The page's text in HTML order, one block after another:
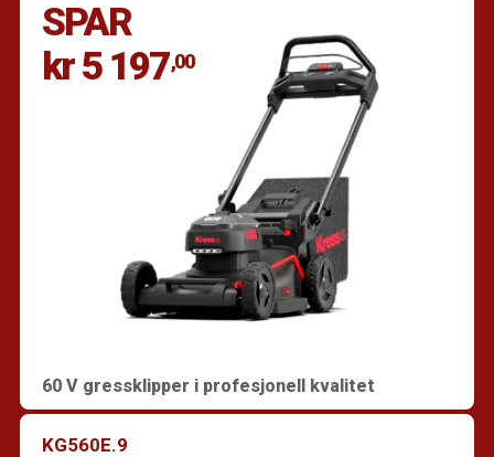
SPAR
kr 5 197,00
60 V gressklipper i profesjonell kvalitet
KG560E.9